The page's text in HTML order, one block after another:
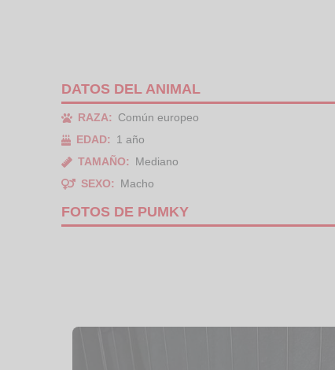
DATOS DEL ANIMAL
RAZA:
Común europeo
EDAD:
1 año
TAMAÑO:
Mediano
SEXO:
Macho
FOTOS DE PUMKY